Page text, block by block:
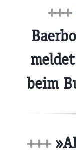
+++
beim
+++